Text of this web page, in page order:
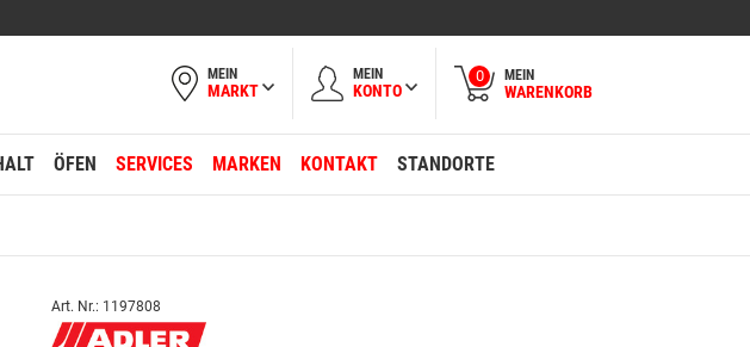
MEIN
MARKT
MEIN
KONTO
0 MEIN
WARENKORB
ÖFEN SERVICES MARKEN KONTAKT STANDORTE
Art. Nr.: 1197808